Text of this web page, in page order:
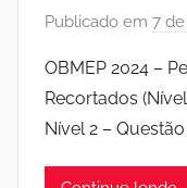
Publicado em 7
OBMEP 2024 –
Recortados
Nível 2 – Questão